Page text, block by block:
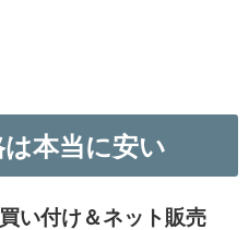
本当に安い
い付け＆ネット販売